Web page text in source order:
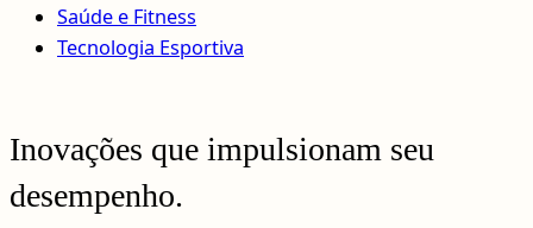
Saúde e Fitness
Tecnologia Esportiva
Inovações que impulsionam seu
desempenho.